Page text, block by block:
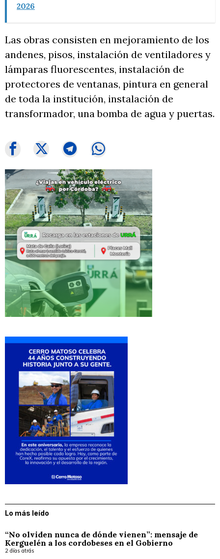
2026
Las obras consisten en mejoramiento de los
andenes, pisos, instalación de ventiladores y
lámparas fluorescentes, instalación de
protectores de ventanas, pintura en general
de toda la institución, instalación de
transformador, una bomba de agua y puertas.
Lo más leído
“No olviden nunca de dónde vienen”: mensaje de
Kerguelén a los cordobeses en el Gobierno
2 días atrás